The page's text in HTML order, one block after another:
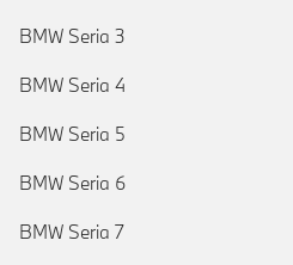
BMW Seria 3
BMW Seria 4
BMW Seria 5
BMW Seria 6
BMW Seria 7